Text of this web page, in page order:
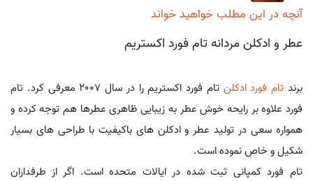
آنچه در این مطلب خواهید خواند
عطر و ادکلن مردانه تام فورد اکستریم
برند تام فورد ادکلن
تام فورد اکستریم را در سال 2007 معرفی کرد. تام
فورد علاوه بر رایحه خوش عطر به زیبایی ظاهری عطرها هم توجه کرده و
همواره سعی در تولید عطر و ادکلن های باکیفیت با طراحی های بسیار
شکیل و خاص نموده است.
تام فورد کمپانی ثبت شده در ایالات متحده است. اگر از طرفداران